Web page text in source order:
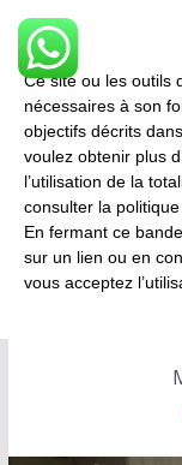
Passer
au
contenu
Note
Ce site ou les outils
nécessaires à son
objectifs décrits
voulez obtenir plus
l’utilisation de la
consulter la
En fermant ce
sur un lien ou en
vous acceptez